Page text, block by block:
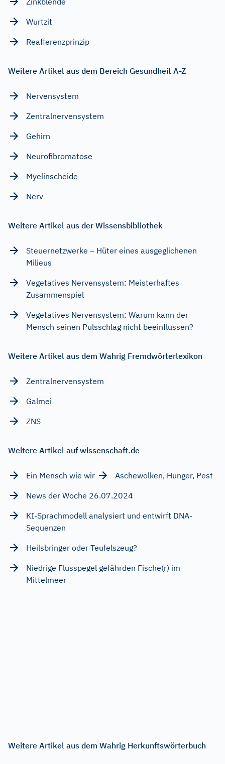
Wurtzit
Reafferenzprinzip
Weitere Artikel aus dem Bereich Gesundheit A-Z
Nervensystem
Zentralnervensystem
Gehirn
Neurofibromatose
Myelinscheide
Nerv
Weitere Artikel aus der Wissensbibliothek
Steuernetzwerke – Hüter eines ausgeglichenen
Milieus
Vegetatives Nervensystem: Meisterhaftes
Zusammenspiel
Vegetatives Nervensystem: Warum kann der
Mensch seinen Pulsschlag nicht beeinflussen?
Weitere Artikel aus dem Wahrig Fremdwörterlexikon
Zentralnervensystem
Galmei
ZNS
Weitere Artikel auf wissenschaft.de
Ein Mensch wie wir
Aschewolken, Hunger, Pest
News der Woche 26.07.2024
KI-Sprachmodell analysiert und entwirft DNA-
Sequenzen
Heilsbringer oder Teufelszeug?
Niedrige Flusspegel gefährden Fische(r) im
Mittelmeer
Weitere Artikel aus dem Wahrig Herkunftswörterbuch